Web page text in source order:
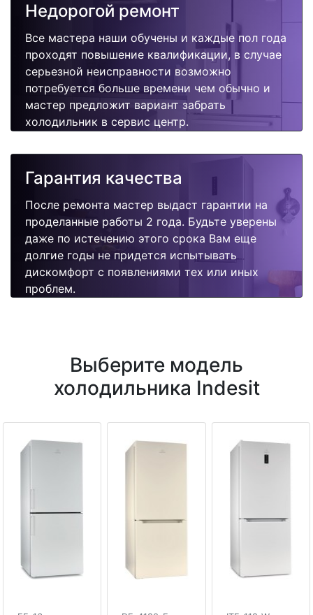
Недорогой ремонт
Все мастера наши обучены и каждые пол года
проходят повышение квалификации, в случае
серьезной неисправности возможно
потребуется больше времени чем обычно и
мастер предложит вариант забрать
холодильник в сервис центр.
Гарантия качества
После ремонта мастер выдаст гарантии на
проделанные работы 2 года. Будьте уверены
даже по истечению этого срока Вам еще
долгие годы не придется испытывать
дискомфорт с появлениями тех или иных
проблем.
Выберите модель
холодильника Indesit